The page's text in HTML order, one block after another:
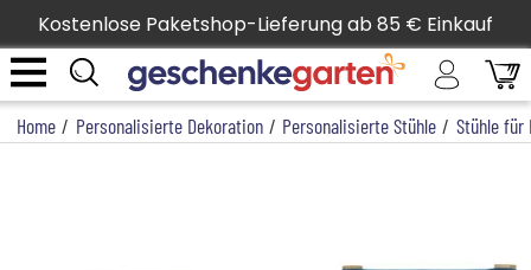
Kostenlose Paketshop-Lieferung ab 85 € Einkauf
Home / Personalisierte Dekoration / Personalisierte Stühle / Stühle für